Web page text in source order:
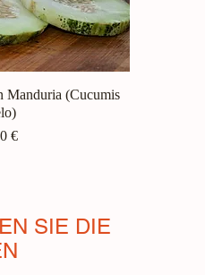
Manduria (Cucumis
€
SIE DIE